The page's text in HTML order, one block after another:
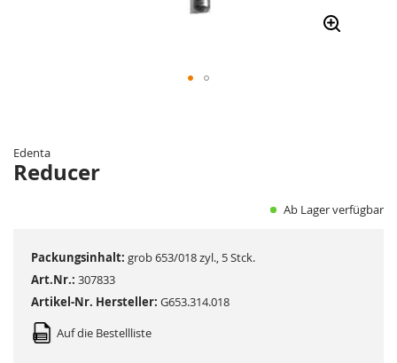
Bildergalerie
springen
Edenta
Reducer
Ab Lager verfügbar
Art.Nr.: 307833
Auf die Bestellliste
Artikel-Nr. Hersteller: G653.314.018
Packungsinhalt: grob 653/018 zyl., 5 Stck.